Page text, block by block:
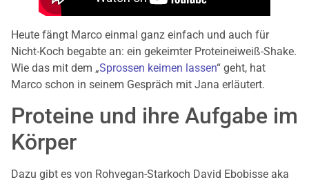
Heute fängt Marco einmal ganz einfach und auch für
Nicht-Koch begabte an: ein gekeimter Proteineiweiß-Shake.
Wie das mit dem „Sprossen keimen lassen“ geht, hat
Marco schon in seinem Gespräch mit Jana erläutert.
Proteine und ihre Aufgabe im
Körper
Dazu gibt es von Rohvegan-Starkoch David Ebobisse aka